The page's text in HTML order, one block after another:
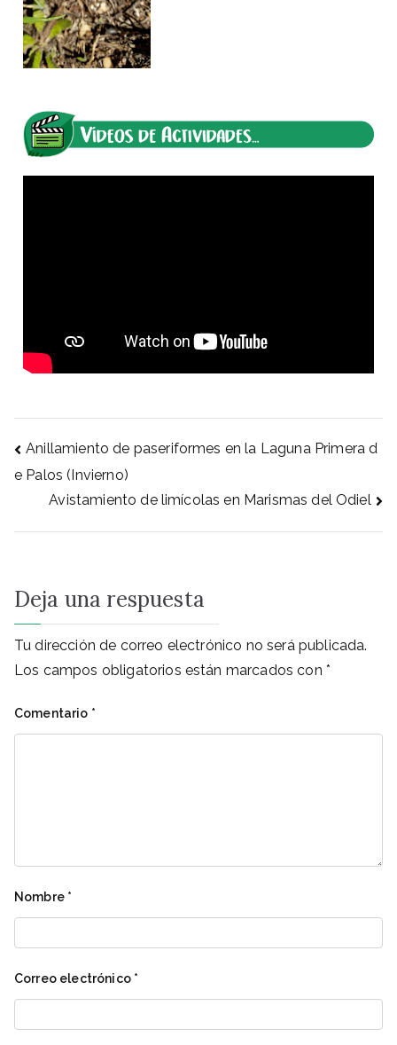
Anillamiento de paseriformes en la Laguna Primera d
e Palos (Invierno)
Avistamiento de limícolas en Marismas del Odiel
Deja una respuesta
Tu dirección de correo electrónico no será publicada.
Los campos obligatorios están marcados con *
Comentario *
Nombre *
Correo electrónico *